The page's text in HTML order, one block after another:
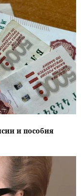
и пособия